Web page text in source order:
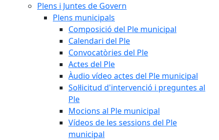
Plens i Juntes de Govern
Plens municipals
Composició del Ple municipal
Calendari del Ple
Convocatòries del Ple
Actes del Ple
Àudio vídeo actes del Ple municipal
Sol·licitud d'intervenció i preguntes al
Ple
Mocions al Ple municipal
Vídeos de les sessions del Ple
municipal